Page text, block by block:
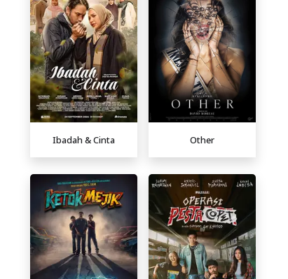
Ibadah & Cinta Other